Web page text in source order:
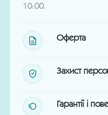
10:00.
Оферта
Захист
Гарантії і